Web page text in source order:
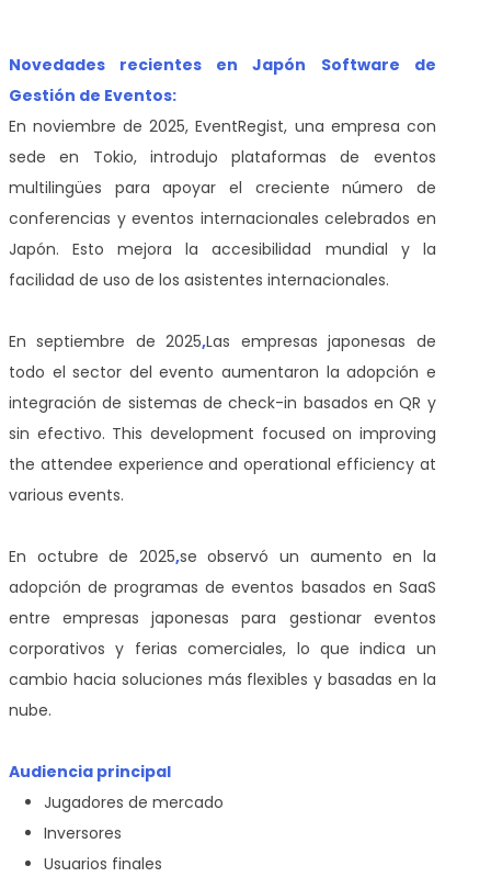
Novedades recientes en Japón Software de
Gestión de Eventos:
En noviembre de 2025, EventRegist, una empresa con
sede en Tokio, introdujo plataformas de eventos
multilingües para apoyar el creciente número de
conferencias y eventos internacionales celebrados en
Japón. Esto mejora la accesibilidad mundial y la
facilidad de uso de los asistentes internacionales.
En septiembre de 2025,Las empresas japonesas de
todo el sector del evento aumentaron la adopción e
integración de sistemas de check-in basados en QR y
sin efectivo. This development focused on improving
the attendee experience and operational efficiency at
various events.
En octubre de 2025,se observó un aumento en la
adopción de programas de eventos basados en SaaS
entre empresas japonesas para gestionar eventos
corporativos y ferias comerciales, lo que indica un
cambio hacia soluciones más flexibles y basadas en la
nube.
Audiencia principal
Jugadores de mercado
Inversores
Usuarios finales